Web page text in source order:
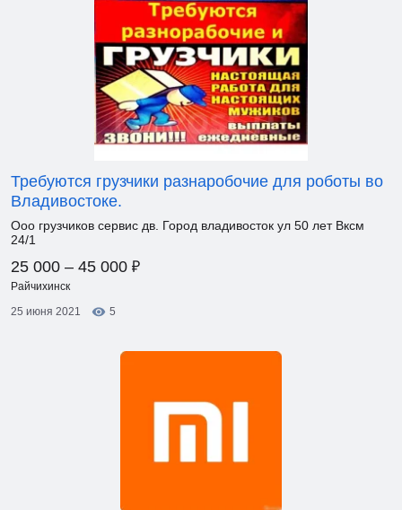
Требуются грузчики разнаробочие для роботы во
Владивостоке.
Ооо грузчиков сервис дв. Город владивосток ул 50 лет Вксм
24/1
25 000 – 45 000 ₽
Райчихинск
25 июня 2021
5